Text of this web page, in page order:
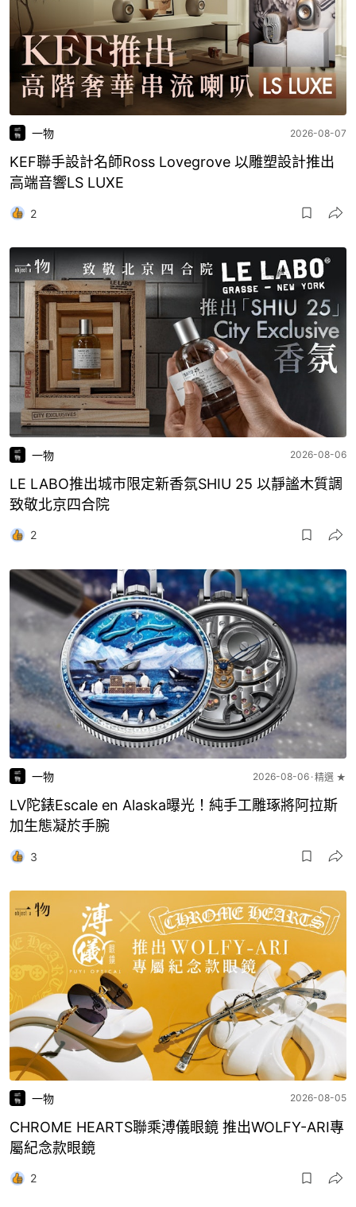
一物 2026-08-07
KEF聯手設計名師Ross Lovegrove 以雕塑設計推出
高端音響LS LUXE
2
一物 2026-08-06
LE LABO推出城市限定新香氛SHIU 25 以靜謐木質調
致敬北京四合院
2
一物 2026-08-06 精選 ★
LV陀錶Escale en Alaska曝光！純手工雕琢將阿拉斯
加生態凝於手腕
3
一物 2026-08-05
CHROME HEARTS聯乘溥儀眼鏡 推出WOLFY-ARI專
屬紀念款眼鏡
2